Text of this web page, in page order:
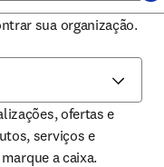
sua organização.
ofertas e
serviços e
in new tab/window
a caixa.